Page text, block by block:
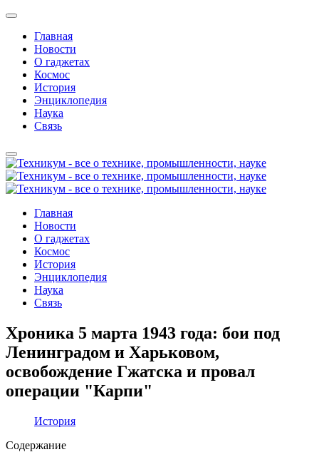
Главная
Новости
О гаджетах
Космос
История
Энциклопедия
Наука
Связь
Главная
Новости
О гаджетах
Космос
История
Энциклопедия
Наука
Связь
Хроника 5 марта 1943 года: бои под
Ленинградом и Харьковом,
освобождение Гжатска и провал
операции "Карпи"
История
Содержание